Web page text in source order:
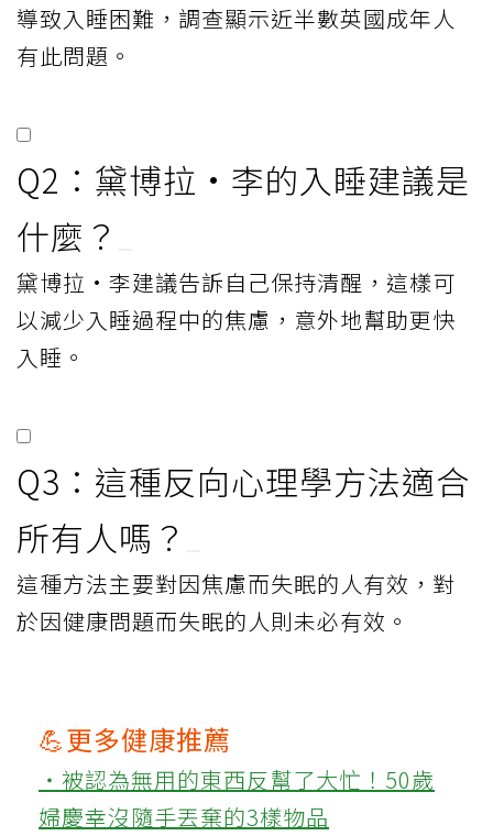
導致入睡困難，調查顯示近半數英國成年人
有此問題。
Q2：黛博拉·李的入睡建議是
什麼？
黛博拉·李建議告訴自己保持清醒，這樣可
以減少入睡過程中的焦慮，意外地幫助更快
入睡。
Q3：這種反向心理學方法適合
所有人嗎？
這種方法主要對因焦慮而失眠的人有效，對
於因健康問題而失眠的人則未必有效。
💪更多健康推薦
‧被認為無用的東西反幫了大忙！50歲
婦慶幸沒隨手丟棄的3樣物品